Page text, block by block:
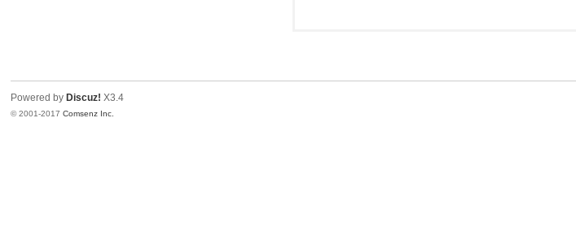
Powered by Discuz! X3.4
© 2001-2017Comsenz Inc.